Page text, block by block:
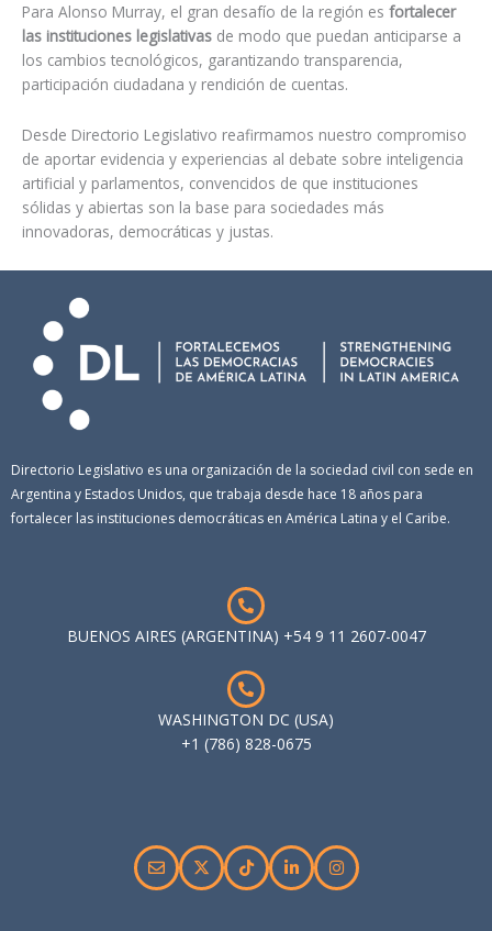
Para Alonso Murray, el gran desafío de la región es fortalecer
las instituciones legislativas de modo que puedan anticiparse a
los cambios tecnológicos, garantizando transparencia,
participación ciudadana y rendición de cuentas.
Desde Directorio Legislativo reafirmamos nuestro compromiso
de aportar evidencia y experiencias al debate sobre inteligencia
artificial y parlamentos, convencidos de que instituciones
sólidas y abiertas son la base para sociedades más
innovadoras, democráticas y justas.
Directorio Legislativo es una organización de la sociedad civil con sede en
Argentina y Estados Unidos, que trabaja desde hace 18 años para
fortalecer las instituciones democráticas en América Latina y el Caribe.
BUENOS AIRES (ARGENTINA) +54 9 11 2607-0047
WASHINGTON DC (USA)
+1 (786) 828-0675